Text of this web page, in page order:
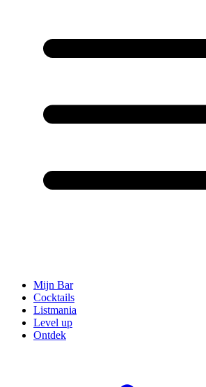
Mijn Bar
Cocktails
Listmania
Level up
Ontdek